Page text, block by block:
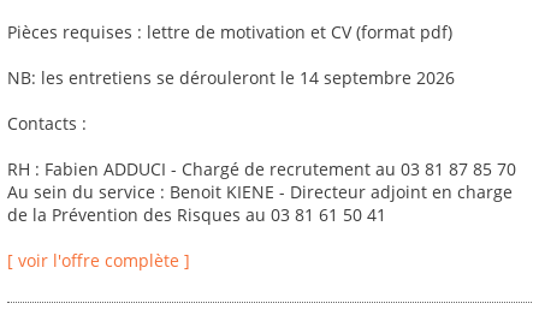
Pièces requises : lettre de motivation et CV (format pdf)
NB: les entretiens se dérouleront le 14 septembre 2026
Contacts :
RH : Fabien ADDUCI - Chargé de recrutement au 03 81 87 85 70
Au sein du service : Benoit KIENE - Directeur adjoint en charge
de la Prévention des Risques au 03 81 61 50 41
[ voir l'offre complète ]